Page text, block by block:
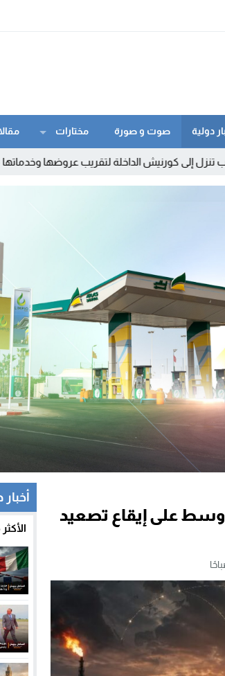
دولية صوت و صورة مختارات
الداخلة لتقريب عروضها وخدماتها من الزبناء
على إيقاع تصعيد
أخبار